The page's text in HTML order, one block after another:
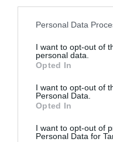
Please note that this
not limited to your visit
grant or deny consent to
use your data for below
consent section.
Personal Data
I want to opt-out of
personal data.
Opted In
I want to opt-out of
Personal Data.
Opted In
I want to opt-out of
Personal Data for
Chrysler-